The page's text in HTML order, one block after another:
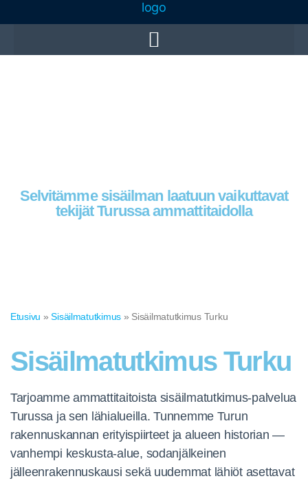
Selvitämme sisäilman laatuun vaikuttavat
tekijät Turussa ammattitaidolla
Etusivu »Sisäilmatutkimus » Sisäilmatutkimus Turku
Sisäilmatutkimus Turku
Tarjoamme ammattitaitoista sisäilmatutkimus-palvelua
Turussa ja sen lähialueilla. Tunnemme Turun
rakennuskannan erityispiirteet ja alueen historian —
vanhempi keskusta-alue, sodanjälkeinen
jälleenrakennuskausi sekä uudemmat lähiöt asettavat